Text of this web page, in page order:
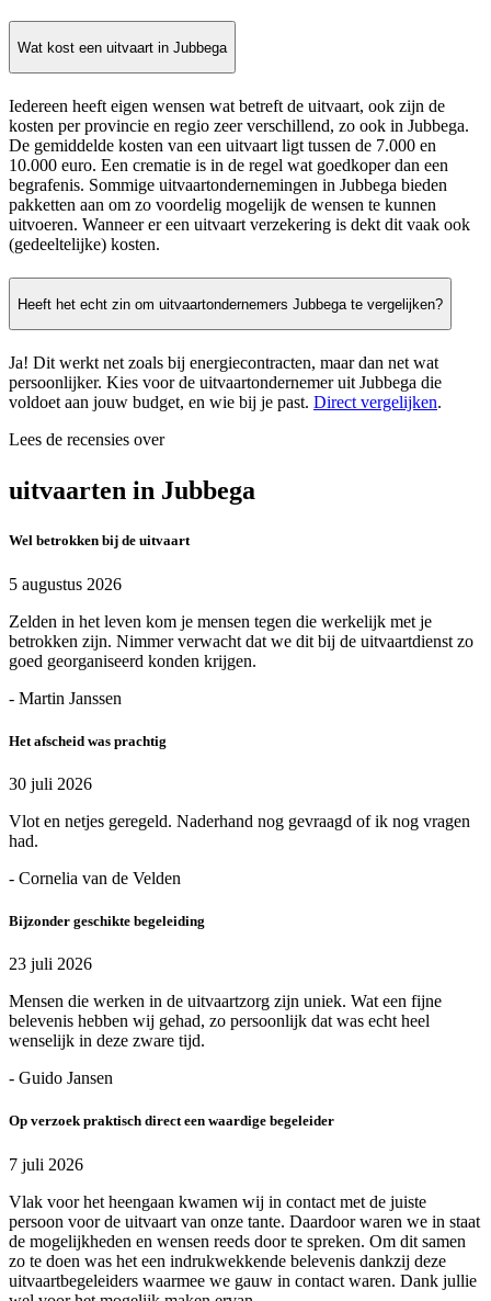
Wat kost een uitvaart in Jubbega
Iedereen heeft eigen wensen wat betreft de uitvaart, ook zijn de
kosten per provincie en regio zeer verschillend, zo ook in Jubbega.
De gemiddelde kosten van een uitvaart ligt tussen de 7.000 en
10.000 euro. Een crematie is in de regel wat goedkoper dan een
begrafenis. Sommige uitvaartondernemingen in Jubbega bieden
pakketten aan om zo voordelig mogelijk de wensen te kunnen
uitvoeren. Wanneer er een uitvaart verzekering is dekt dit vaak ook
(gedeeltelijke) kosten.
Heeft het echt zin om uitvaartondernemers Jubbega te vergelijken?
Ja! Dit werkt net zoals bij energiecontracten, maar dan net wat
persoonlijker. Kies voor de uitvaartondernemer uit Jubbega die
voldoet aan jouw budget, en wie bij je past. Direct vergelijken.
Lees de recensies over
uitvaarten in Jubbega
Wel betrokken bij de uitvaart
5 augustus 2026
Zelden in het leven kom je mensen tegen die werkelijk met je
betrokken zijn. Nimmer verwacht dat we dit bij de uitvaartdienst zo
goed georganiseerd konden krijgen.
- Martin Janssen
Het afscheid was prachtig
30 juli 2026
Vlot en netjes geregeld. Naderhand nog gevraagd of ik nog vragen
had.
- Cornelia van de Velden
Bijzonder geschikte begeleiding
23 juli 2026
Mensen die werken in de uitvaartzorg zijn uniek. Wat een fijne
belevenis hebben wij gehad, zo persoonlijk dat was echt heel
wenselijk in deze zware tijd.
- Guido Jansen
Op verzoek praktisch direct een waardige begeleider
7 juli 2026
Vlak voor het heengaan kwamen wij in contact met de juiste
persoon voor de uitvaart van onze tante. Daardoor waren we in staat
de mogelijkheden en wensen reeds door te spreken. Om dit samen
zo te doen was het een indrukwekkende belevenis dankzij deze
uitvaartbegeleiders waarmee we gauw in contact waren. Dank jullie